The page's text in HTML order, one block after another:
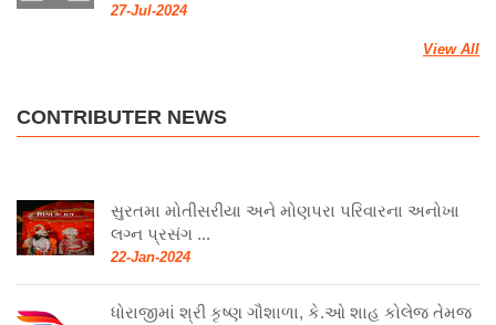
27-Jul-2024
View All
CONTRIBUTER NEWS
સુરતમા મોતીસરીયા અને મોણપરા પરિવારના અનોખા
લગ્ન પ્રસંગ ...
22-Jan-2024
ધોરાજીમાં શ્રી કૃષ્ણ ગૌશાળા, કે.ઓ શાહ કોલેજ તેમજ